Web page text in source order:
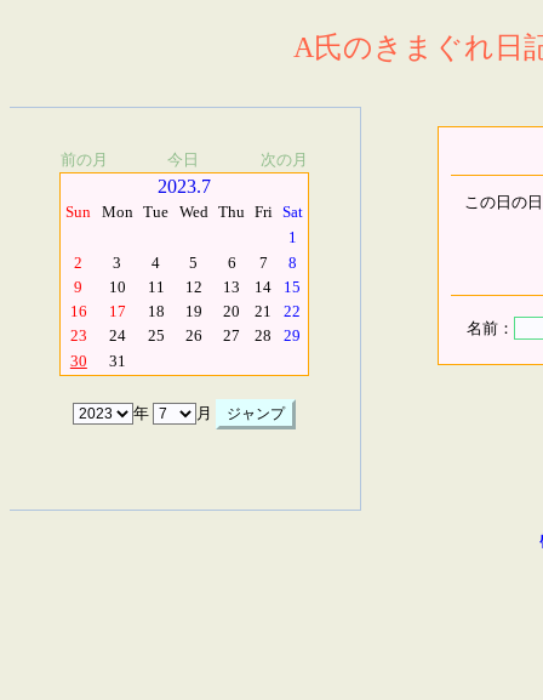
A氏のきまぐれ日
前の月 今日 次の月
2023.7
Sun Mon Tue Wed Thu Fri Sat
1
2
3 4 5 6 7
8
9
10 11 12 13 14
15
16
17 18 19 20 21
22
23
24 25 26 27 28
29
30
31
年 月
この日の
名前：